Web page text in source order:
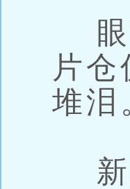
眼
片
堆泪
新